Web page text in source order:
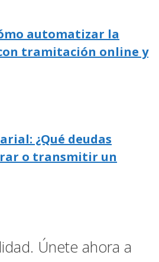
automatizar la
tramitación online y
¿Qué deudas
o transmitir un
Únete ahora a